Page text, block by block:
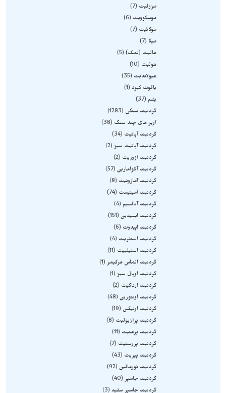
مزولیت
7
موسکوویت
6
موکائیت
7
میکا
7
هالیت (نمک) 5
هولیت
10
هیولاندیت
35
یاقوت کبود
1
یشم
37
گردنبند سنگی
1283
آویز های چند سنگ
38
گردنبند آپاتیت
34
گردنبند آپاتیت سبز 2
گردنبند آزوریت
2
گردنبند آکوامارین 57
گردنبند آمازونیت
8
گردنبند آمیتیست
74
گردنبند آنالسیم
4
گردنبند ابسیدین 151
گردنبند اپیدوت
6
گردنبند استلریت
4
گردنبند استیلبیت
11
گردنبند الماس هرکیمر 1
گردنبند اوپال سبز 1
گردنبند اوناکیت
2
گردنبند اونتورین 48
گردنبند اونیکس
19
گردنبند پرازیولیت
8
گردنبند پرهنیت
11
گردنبند پروستیت
7
گردنبند پیریت
43
گردنبند تورمالین 92
گردنبند جاسپر 40
گردنبند جاسپر سفید
3